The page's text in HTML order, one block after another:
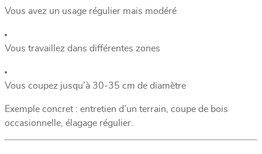
Vous avez un usage régulier mais modéré
Vous travaillez dans différentes zones
Vous coupez jusqu’à 30-35 cm de diamètre
Exemple concret : entretien d’un terrain, coupe de bois
occasionnelle, élagage régulier.